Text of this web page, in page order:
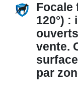
Focale
120°) :
vente.
par